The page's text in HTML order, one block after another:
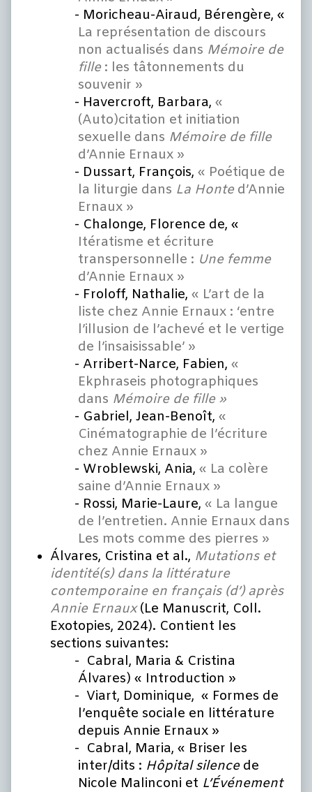
Moricheau-Airaud, Bérengère, «
La représentation de discours
non actualisés dans Mémoire de
fille: les tâtonnements du
souvenir »
Havercroft, Barbara, «
(Auto)citation et initiation
sexuelle dans Mémoire de fille
d’Annie Ernaux »
Dussart, François, « Poétique de
la liturgie dans La Honte d’Annie
Ernaux »
Chalonge, Florence de, «
Itératisme et écriture
transpersonnelle : Une femme
d’Annie Ernaux »
Froloff, Nathalie, « L’art de la
liste chez Annie Ernaux : ‘entre
l’illusion de l’achevé et le vertige
de l’insaisissable’ »
Arribert-Narce, Fabien, «
Ekphraseis photographiques
dans Mémoire de fille »
Gabriel, Jean-Benoît, «
Cinématographie de l’écriture
chez Annie Ernaux »
Wroblewski, Ania, « La colère
saine d’Annie Ernaux »
Rossi, Marie-Laure, « La langue
de l’entretien. Annie Ernaux dans
Les mots comme des pierres »
Álvares, Cristina et al., Mutations et
identité(s) dans la littérature
contemporaine en français (d’) après
Annie Ernaux (Le Manuscrit, Coll.
Exotopies, 2024). Contient les
sections suivantes:
Cabral, Maria & Cristina
Álvares) « Introduction »
Viart, Dominique, « Formes de
l’enquête sociale en littérature
depuis Annie Ernaux »
Cabral, Maria, « Briser les
inter/dits : Hôpital silencede
Nicole Malinconi et L’Événement